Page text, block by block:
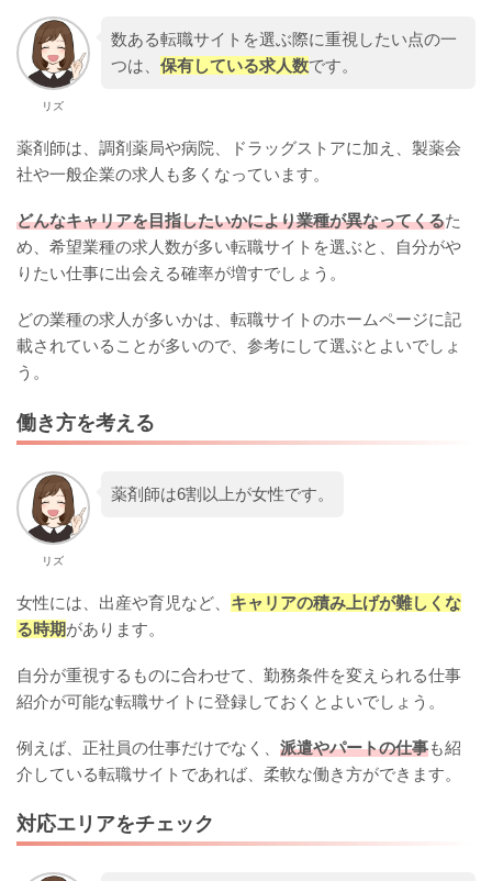
リズ
数ある転職サイトを選ぶ際に重視したい点の一
つは、 保有している求人数です。
薬剤師は、調剤薬局や病院、ドラッグストアに加え、製薬会
社や一般企業の求人も多くなっています。
どんなキャリアを目指したいかにより業種が異なってくるた
め、希望業種の求人数が多い転職サイトを選ぶと、自分がや
りたい仕事に出会える確率が増すでしょう。
どの業種の求人が多いかは、転職サイトのホームページに記
載されていることが多いので、参考にして選ぶとよいでしょ
う。
働き方を考える
リズ
薬剤師は6割以上が女性です。
女性には、出産や育児など、 キャリアの積み上げが難しくな
る時期があります。
自分が重視するものに合わせて、勤務条件を変えられる仕事
紹介が可能な転職サイトに登録しておくとよいでしょう。
例えば、正社員の仕事だけでなく、 派遣やパートの仕事も紹
介している転職サイトであれば、柔軟な働き方ができます。
対応エリアをチェック